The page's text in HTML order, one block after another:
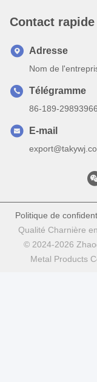
Contact rapide
Adresse
Nom de
Télégramme
86-189-29893966
E-mail
Politique de
Qualité Charnière
© 2024-2026
Metal Products